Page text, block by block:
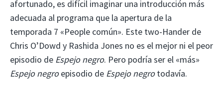
afortunado, es difícil imaginar una introducción más
adecuada al programa que la apertura de la
temporada 7 «People común». Este two-Hander de
Chris O’Dowd y Rashida Jones no es el mejor ni el peor
episodio de Espejo negro. Pero podría ser el «más»
Espejo negroepisodio de Espejo negrotodavía.